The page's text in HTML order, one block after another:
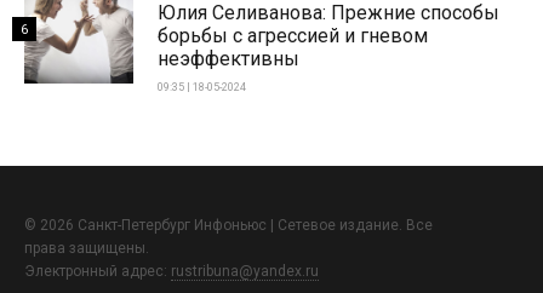
Юлия Селиванова: Прежние способы
борьбы с агрессией и гневом
неэффективны
09:35 | 18-05-2024
6
© 2026 Санкт-Петербург Инфоньюс | Сетевое издание. Все
права защищены.
Электронный адрес: rustribuna@yandex.ru